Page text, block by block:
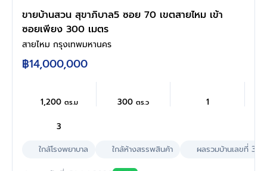
ขายบ้านสวน สุขาภิบาล5 ซอย 70 เขตสายไหม เข้า
ซอยเพียง 300 เมตร
สายไหม กรุงเทพมหานคร
฿14,000,000
1,200 ตร.ม 300ตร.ว 1
3
ใกล้โรงพยาบาล
ใกล้ห้างสรรพสินค้า ผลรวมบ้านเลขที่ 3